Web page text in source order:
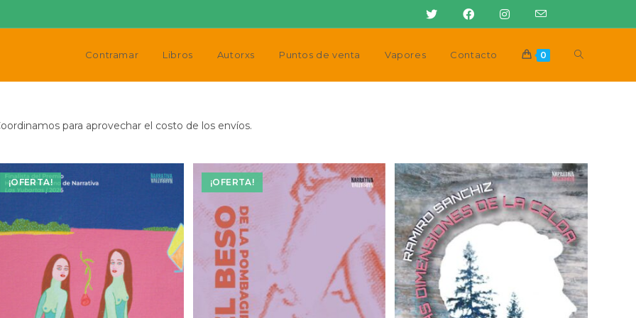
Contramar Libros Autorxs Puntos de venta Vapores Contacto 0 Alternar
de
la
web
para aprovechar el costo de los envíos.
¡OFERTA! ¡OFERTA!